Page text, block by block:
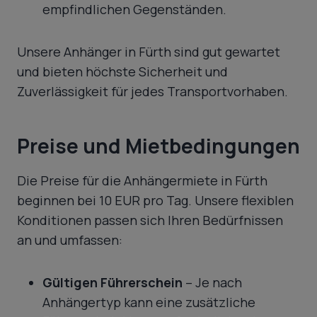
empfindlichen Gegenständen.
Unsere Anhänger in Fürth sind gut gewartet
und bieten höchste Sicherheit und
Zuverlässigkeit für jedes Transportvorhaben.
Preise und Mietbedingungen
Die Preise für die Anhängermiete in Fürth
beginnen bei 10 EUR pro Tag. Unsere flexiblen
Konditionen passen sich Ihren Bedürfnissen
an und umfassen:
Gültigen Führerschein – Je nach
Anhängertyp kann eine zusätzliche